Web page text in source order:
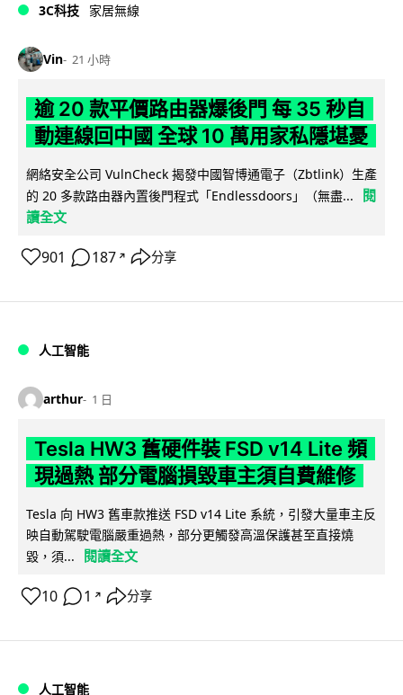
3C科技 家居無線
Vin 21 小時
逾 20 款平價路由器爆後門 每 35 秒自
動連線回中國 全球 10 萬用家私隱堪憂
網絡安全公司 VulnCheck 揭發中國智博通電子（Zbtlink）生產
的 20 多款路由器內置後門程式「Endlessdoors」（無盡...
閱
讀全文
901 187 ↗ 分享
人工智能
arthur 1 日
Tesla HW3 舊硬件裝 FSD v14 Lite 頻
現過熱 部分電腦損毀車主須自費維修
Tesla 向 HW3 舊車款推送 FSD v14 Lite 系統，引發大量車主反
映自動駕駛電腦嚴重過熱，部分更觸發高溫保護甚至直接燒
毀，須...
閱讀全文
10 1 ↗ 分享
人工智能